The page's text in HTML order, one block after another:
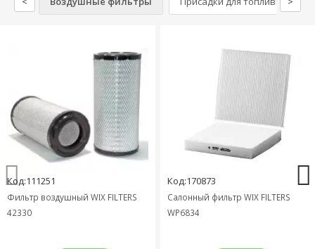
Код:111251
Фильтр воздушный WIX FILTERS
42330
Код:170873
Салонный фильтр WIX FILTERS
WP6834